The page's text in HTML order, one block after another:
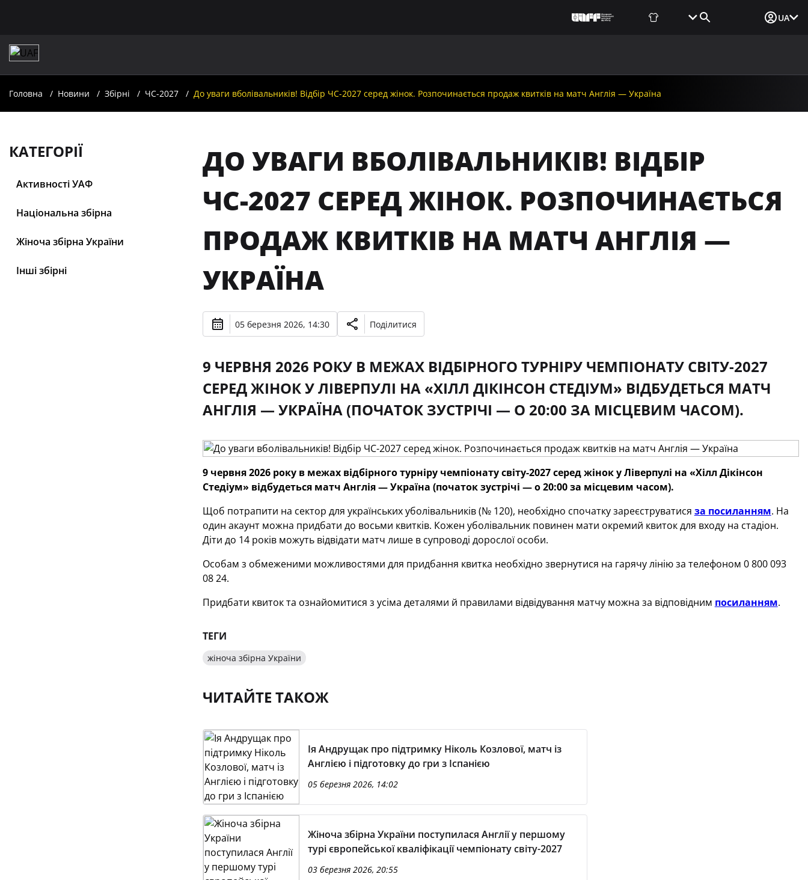
UA
Головна Новини Збірні ЧС-2027 До уваги вболівальників! Відбір ЧС-2027 серед жінок. Розпочинається продаж квитків на матч Англія — Україна
КАТЕГОРІЇ
Активності УАФ
Національна збірна
Жіноча збірна України
Інші збірні
ДО УВАГИ ВБОЛІВАЛЬНИКІВ! ВІДБІР
ЧС-2027 СЕРЕД ЖІНОК. РОЗПОЧИНАЄТЬСЯ
ПРОДАЖ КВИТКІВ НА МАТЧ АНГЛІЯ —
УКРАЇНА
05 березня 2026, 14:30 Поділитися
9 ЧЕРВНЯ 2026 РОКУ В МЕЖАХ ВІДБІРНОГО ТУРНІРУ ЧЕМПІОНАТУ СВІТУ-2027
СЕРЕД ЖІНОК У ЛІВЕРПУЛІ НА «ХІЛЛ ДІКІНСОН СТЕДІУМ» ВІДБУДЕТЬСЯ МАТЧ
АНГЛІЯ — УКРАЇНА (ПОЧАТОК ЗУСТРІЧІ — О 20:00 ЗА МІСЦЕВИМ ЧАСОМ).
9 червня 2026 року в межах відбірного турніру чемпіонату світу-2027 серед жінок у Ліверпулі на «Хілл Дікінсон
Стедіум» відбудеться матч Англія — Україна (початок зустрічі — о 20:00 за місцевим часом).
Щоб потрапити на сектор для українських уболівальників (№ 120), необхідно спочатку зареєструватися за посиланням. На
один акаунт можна придбати до восьми квитків. Кожен уболівальник повинен мати окремий квиток для входу на стадіон.
Діти до 14 років можуть відвідати матч лише в супроводі дорослої особи.
Особам з обмеженими можливостями для придбання квитка необхідно звернутися на гарячу лінію за телефоном 0 800 093
08 24.
Придбати квиток та ознайомитися з усіма деталями й правилами відвідування матчу можна за відповідним посиланням.
ТЕГИ
жіноча збірна України
ЧИТАЙТЕ ТАКОЖ
Ія Андрущак про підтримку Ніколь Козлової, матч із
Англією і підготовку до гри з Іспанією
05 березня 2026, 14:02
Жіноча збірна України поступилася Англії у першому
турі європейської кваліфікації чемпіонату світу-2027
03 березня 2026, 20:55